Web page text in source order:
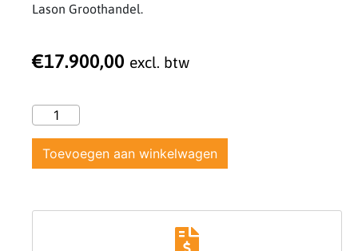
Lason Groothandel.
€17.900,00 excl. btw
Toevoegen aan winkelwagen